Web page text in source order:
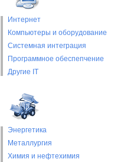
Интернет
Компьютеры и оборудование
Системная интеграция
Программное обеспепчение
Другие IT
Энергетика
Металлургия
Химия и нефтехимия